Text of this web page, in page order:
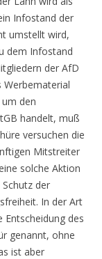
Infostand der
umstellt wird,
dem Infostand
der AfD
Werbematerial
den
handelt, muß
versuchen die
Mitstreiter
solche Aktion
der
In der Art
Entscheidung des
genannt, ohne
ist aber